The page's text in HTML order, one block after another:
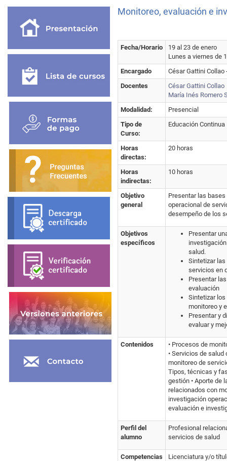
Monitoreo, evaluación e
Fecha/Horario
19 al 23 de enero
Lunes a viernes de
Encargado
César Gattini Collao
Docentes
César Gattini Collao
María Inés Romero
Modalidad:
Presencial
Tipo de
Curso:
Educación Continua
Horas
directas:
20 horas
Horas
indirectas:
10 horas
Objetivo
general
Presentar las
operacional de
desempeño de los
Objetivos
específicos
Presentar
salud.
Sintetizar
servicios en
Presentar
evaluación
Sintetizar
monitoreo y
Presentar y
evaluar y
Contenidos
• Procesos de
• Servicios de
monitoreo de
Tipos, técnicas y
gestión • Aporte de
relacionados con
investigación
evaluación e
Perfil del
alumno
Profesional
servicios de salud
Competencias
Licenciatura y/o